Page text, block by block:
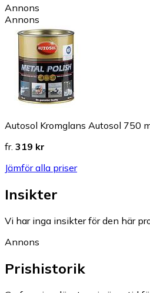
Annons
Annons
Autosol Kromglans Autosol 750
fr. 319 kr
Jämför alla priser
Insikter
Vi har inga insikter för den här
Annons
Prishistorik